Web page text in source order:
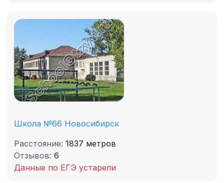
Школа №66 Новосибирск
Расстояние: 1837 метров
Отзывов: 6
Данные по ЕГЭ устарели